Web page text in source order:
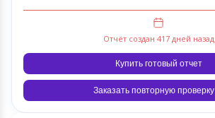
Отчёт создан 417 дней назад
Купить готовый отчет
Заказать повторную проверку